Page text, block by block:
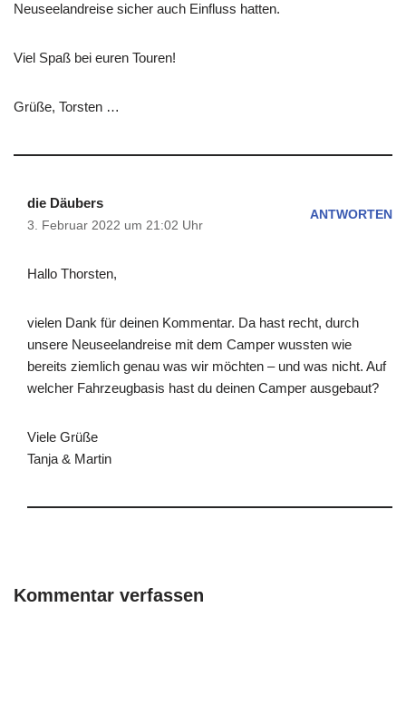
Neuseelandreise sicher auch Einfluss hatten.
Viel Spaß bei euren Touren!
Grüße, Torsten …
die Däubers
3. Februar 2022 um 21:02 Uhr
ANTWORTEN
Hallo Thorsten,
vielen Dank für deinen Kommentar. Da hast recht, durch
unsere Neuseelandreise mit dem Camper wussten wie
bereits ziemlich genau was wir möchten – und was nicht. Auf
welcher Fahrzeugbasis hast du deinen Camper ausgebaut?
Viele Grüße
Tanja & Martin
Kommentar verfassen